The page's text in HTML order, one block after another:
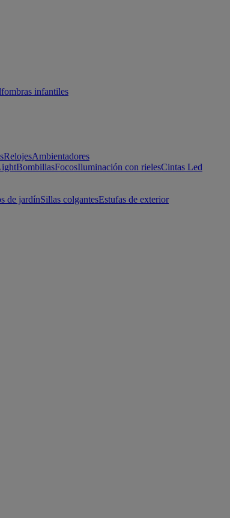
infantiles
RelojesAmbientadores
BombillasFocosIluminación con rielesCintas Led
de jardínSillas colgantesEstufas de exterior